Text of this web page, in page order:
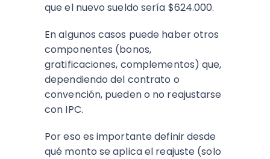
que el nuevo sueldo sería $624.000.
En algunos casos puede haber otros
componentes (bonos,
gratificaciones, complementos) que,
dependiendo del contrato o
convención, pueden o no reajustarse
con IPC.
Por eso es importante definir desde
qué monto se aplica el reajuste (solo